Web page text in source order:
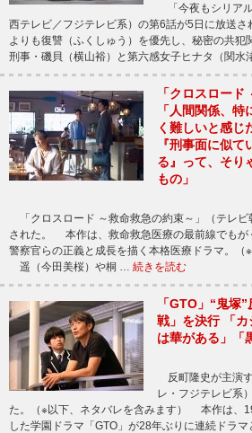
「今夜もシリア
西テレビ／フジテレビ系）の第6話が5日に放送
よりも復讐（ふくしゅう）を優先し、秘密の共犯
刑事・磯貝（横山裕）と第六感女子ヒナタ（関水
「クロスロード
「人間関係、
く難しいと感じ
『刑事面に似
る』って、そり
もの」
「クロスロード ～救命救急の約束～」（テレビ
された。 本作は、救命救急医療の最前線でもが
警察官らの正義と成長を描く本格医療ドラマ。（
遥（今田美桜）や桐 … 続きを読む
「GTO」“鬼塚
戦」を決行 「
は華がある」「
反町隆史が主演
レ・フジテレビ系
た。（※以下、ネタバレを含みます） 本作は、
した学園ドラマ「GTO」が28年ぶりに連続ドラ